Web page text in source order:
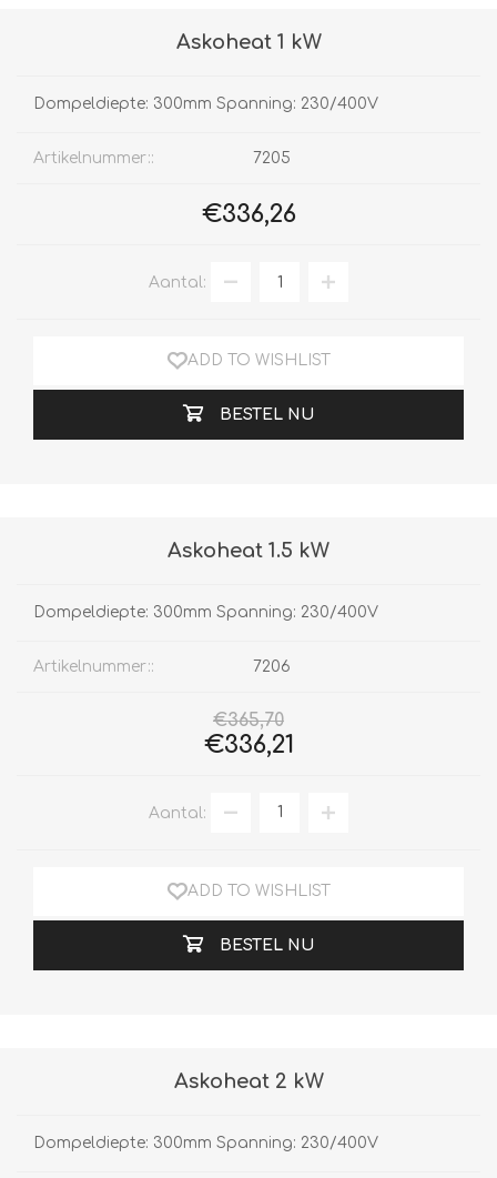
Askoheat 1 kW
Dompeldiepte: 300mm Spanning: 230/400V
Artikelnummer:: 7205
€336,26
Aantal:
ADD TO WISHLIST
BESTEL NU
Askoheat 1.5 kW
Dompeldiepte: 300mm Spanning: 230/400V
Artikelnummer:: 7206
€365,70
€336,21
Aantal:
ADD TO WISHLIST
BESTEL NU
Askoheat 2 kW
Dompeldiepte: 300mm Spanning: 230/400V